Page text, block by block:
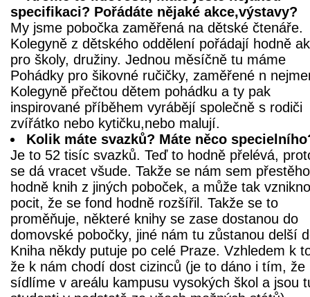
specifikaci? Pořádáte nějaké akce,výstavy?
My jsme pobočka zaměřená na dětské čtenáře.
Kolegyně z dětského oddělení pořádají hodně
pro školy, družiny. Jednou měsíčně tu máme
Pohádky pro šikovné ručičky, zaměřené n
Kolegyně přečtou dětem pohádku a ty pak
inspirované příběhem vyrábějí společně s rodiči
zvířátko nebo kytičku,nebo malují.
Kolik máte svazků? Máte něco
Je to 52 tisíc svazků. Teď to hodně přelévá,
se dá vracet všude. Takže se nám sem
hodně knih z jiných poboček, a může tak
pocit, že se fond hodně rozšířil. Takže se to
proměňuje, některé knihy se zase dostanou do
domovské pobočky, jiné nám tu zůstanou delší
Kniha někdy putuje po celé Praze. Vzhledem k
že k nám chodí dost cizinců (je to dáno i tím, že
sídlíme v areálu kampusu vysokých škol a jsou